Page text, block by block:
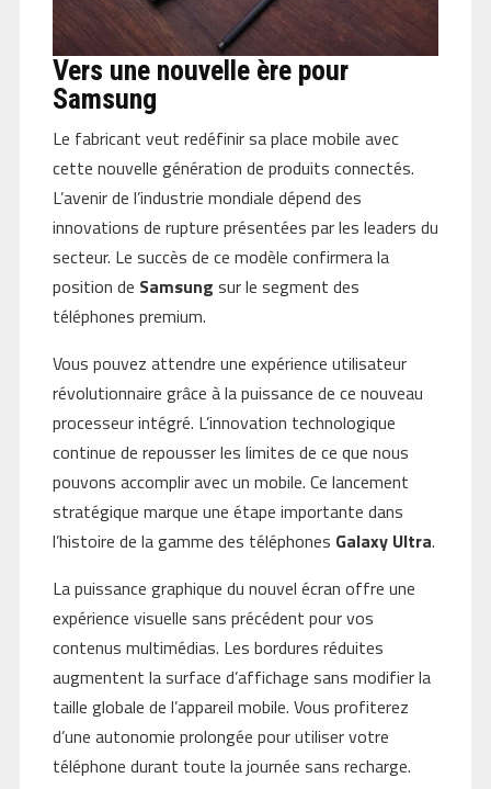
Vers une nouvelle ère pour
Samsung
Le fabricant veut redéfinir sa place mobile avec
cette nouvelle génération de produits connectés.
L’avenir de l’industrie mondiale dépend des
innovations de rupture présentées par les leaders du
secteur. Le succès de ce modèle confirmera la
position de Samsung sur le segment des
téléphones premium.
Vous pouvez attendre une expérience utilisateur
révolutionnaire grâce à la puissance de ce nouveau
processeur intégré. L’innovation technologique
continue de repousser les limites de ce que nous
pouvons accomplir avec un mobile. Ce lancement
stratégique marque une étape importante dans
l’histoire de la gamme des téléphones Galaxy Ultra.
La puissance graphique du nouvel écran offre une
expérience visuelle sans précédent pour vos
contenus multimédias. Les bordures réduites
augmentent la surface d’affichage sans modifier la
taille globale de l’appareil mobile. Vous profiterez
d’une autonomie prolongée pour utiliser votre
téléphone durant toute la journée sans recharge.